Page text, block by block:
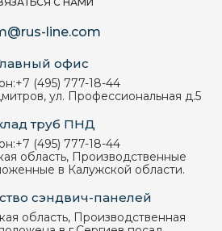
line.com
офис
+7 (495) 777-18-44
ул. Профессиональная д.5
труб ПНД
+7 (495) 777-18-44
область, Производственные
в Калужской области.
сэндвич-панелей
область, Производственная